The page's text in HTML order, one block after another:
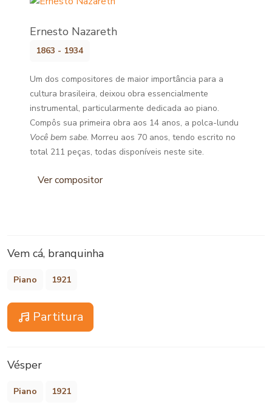
Ernesto Nazareth
1863 - 1934
Um dos compositores de maior importância para a
cultura brasileira, deixou obra essencialmente
instrumental, particularmente dedicada ao piano.
Compôs sua primeira obra aos 14 anos, a polca-lundu
Você bem sabe. Morreu aos 70 anos, tendo escrito no
total 211 peças, todas disponíveis neste site.
Ver compositor
Vem cá, branquinha
Piano 1921
Partitura
Vésper
Piano 1921